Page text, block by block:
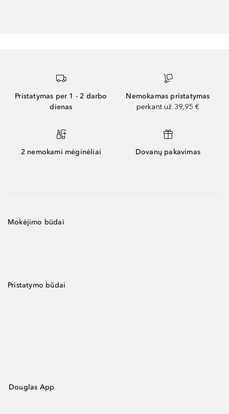
Pristatymas per 1 - 2 darbo
dienas
Nemokamas pristatymas
perkant už 39,95 €
2 nemokami mėginėliai Dovanų pakavimas
Mokėjimo būdai
Pristatymo būdai
Douglas App